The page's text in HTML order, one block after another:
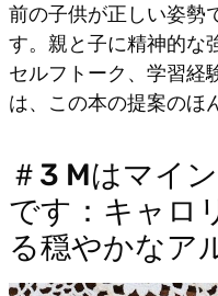
前の子供が正しい姿勢
す。親と子に精神的な
セルフトーク、学習経
は、この本の提案のほ
＃3 Mはマイ
です：キャロ
る穏やかなア